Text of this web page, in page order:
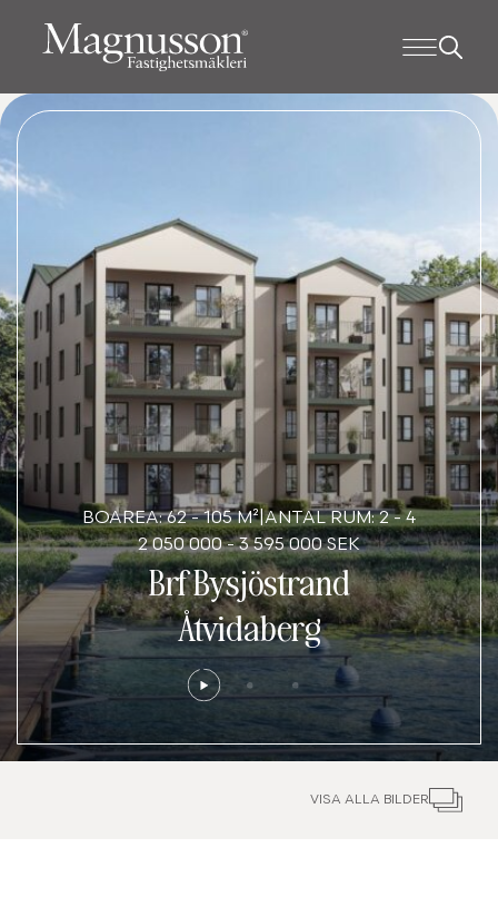
BOAREA:62 - 105 M²|ANTAL RUM:2 - 4
2 050 000 - 3 595 000 SEK
Brf Bysjöstrand
Åtvidaberg
VISA ALLA BILDER